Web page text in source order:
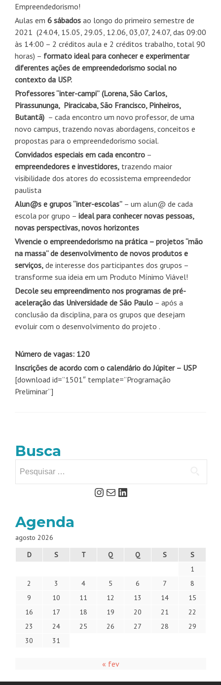
Empreendedorismo!
Aulas em 6 sábados ao longo do primeiro semestre de
2021 (24.04, 15.05, 29.05, 12.06, 03,07, 24.07, das 09:00
às 14:00 – 2 créditos aula e 2 créditos trabalho, total 90
horas) – formato ideal para conhecer e experimentar
diferentes ações de empreendedorismo social no
contexto da USP.
Professores “inter-campi” (Lorena, São Carlos,
Pirassununga, Piracicaba, São Francisco, Pinheiros,
Butantã) – cada encontro um novo professor, de uma
novo campus, trazendo novas abordagens, conceitos e
propostas para o empreendedorismo social.
Convidados especiais em cada encontro –
empreendedores e investidores, trazendo maior
visibilidade dos atores do ecossistema empreendedor
paulista
Alun@s e grupos “inter-escolas” – um alun@ de cada
escola por grupo – ideal para conhecer novas pessoas,
novas perspectivas, novos horizontes
Vivencie o empreendedorismo na prática – projetos “mão
na massa” de desenvolvimento de novos produtos e
serviços, de interesse dos participantes dos grupos –
transforme sua ideia em um Produto Mínimo Viável!
Decole seu empreendimento nos programas de pré-
aceleração das Universidade de São Paulo – após a
conclusão da disciplina, para os grupos que desejam
evoluir com o desenvolvimento do projeto .
Número de vagas: 120
Inscrições de acordo com o calendário do Júpiter – USP
[download id=”1501″ template=”Programação
Preliminar”]
Busca
Agenda
agosto 2026
D
S T Q Q S
S
1
2
3 4 5 6 7
8
9
10 11 12 13 14
15
16
17 18 19 20 21
22
23
24 25 26 27 28
29
30
31
« fev